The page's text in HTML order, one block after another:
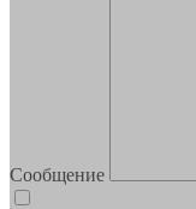
Сообщение